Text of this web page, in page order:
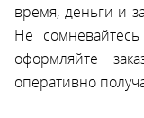
время, деньги и
Не
оформляйте
оперативно